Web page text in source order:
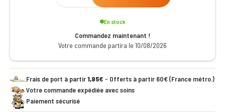
En stock
Commandez maintenant !
Votre commande partira le 10/08/2026
Frais de port à partir1,95€ - Offerts à partir 60€ (France métro.)
Votre commande expédiée avec soins
Paiement sécurisé